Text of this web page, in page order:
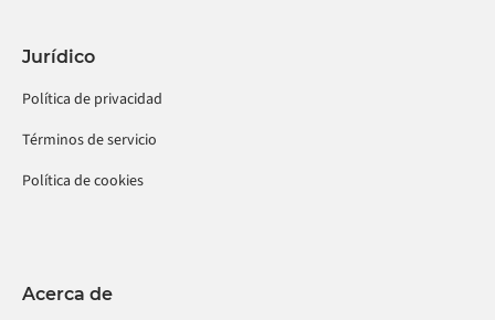
Jurídico
Política de privacidad
Términos de servicio
Política de cookies
Acerca de